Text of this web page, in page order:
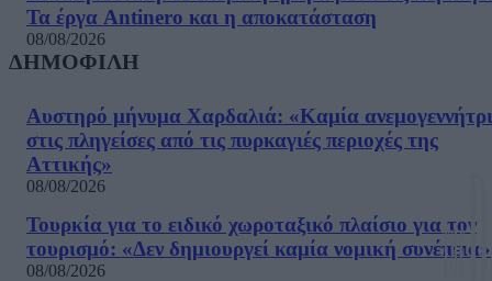
Τα έργα Antinero και η αποκατάσταση
08/08/2026
ΔΗΜΟΦΙΛΗ
Αυστηρό μήνυμα Χαρδαλιά: «Καμία
στις πληγείσες από τις πυρκαγιές περιοχές της
Αττικής»
08/08/2026
Τουρκία για το ειδικό χωροταξικό πλαίσιο για τον
τουρισμό: «Δεν δημιουργεί καμία νομική συνέπεια»
08/08/2026